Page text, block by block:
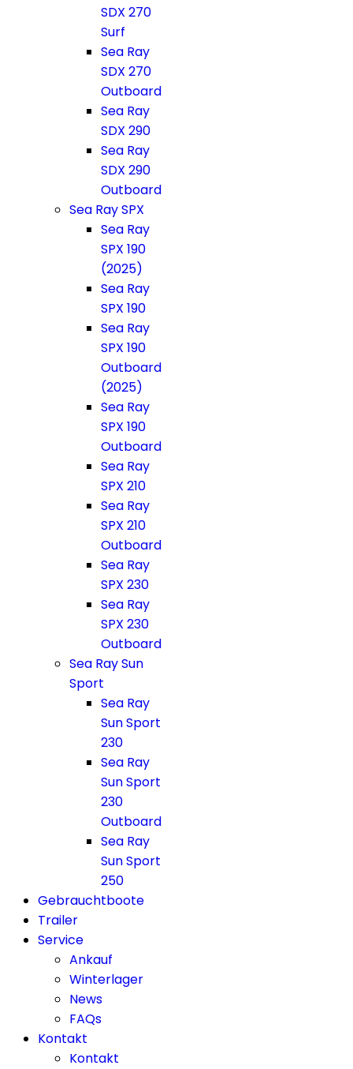
SDX 270
Surf
Sea Ray
SDX 270
Outboard
Sea Ray
SDX 290
Sea Ray
SDX 290
Outboard
Sea Ray SPX
Sea Ray
SPX 190
(2025)
Sea Ray
SPX 190
Sea Ray
SPX 190
Outboard
(2025)
Sea Ray
SPX 190
Outboard
Sea Ray
SPX 210
Sea Ray
SPX 210
Outboard
Sea Ray
SPX 230
Sea Ray
SPX 230
Outboard
Sea Ray Sun
Sport
Sea Ray
Sun Sport
230
Sea Ray
Sun Sport
230
Outboard
Sea Ray
Sun Sport
250
Gebrauchtboote
Trailer
Service
Ankauf
Winterlager
News
FAQs
Kontakt
Kontakt